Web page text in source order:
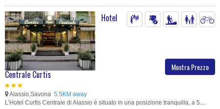
Mostra Prezzo
Hotel
Centrale Curtis
Alassio,Savona 5.5KM away
L’Hotel Curtis Centrale di Alassio è situato in una posizione tranquilla, a 5....